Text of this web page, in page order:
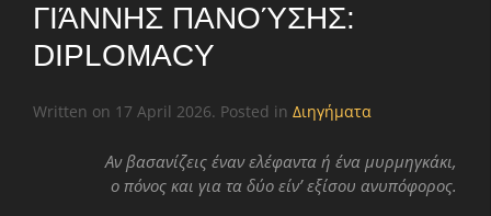
ΓΙΆΝΝΗΣ ΠΑΝΟΎΣΗΣ:
DIPLOMACY
Written on 17 April 2026. Posted in Διηγήματα
Αν βασανίζεις έναν ελέφαντα ή ένα μυρμηγκάκι,
ο πόνος και για τα δύο είν’ εξίσου ανυπόφορος.